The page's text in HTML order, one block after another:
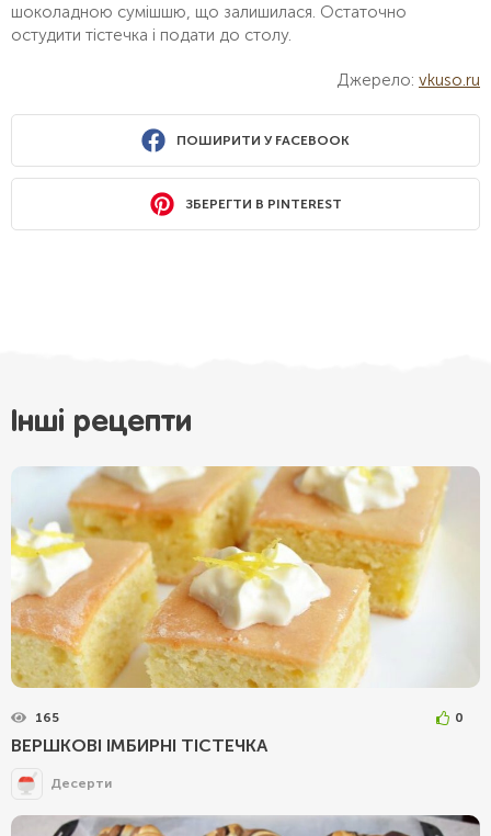
шоколадною сумішшю, що залишилася. Остаточно
остудити тістечка і подати до столу.
Джерело: vkuso.ru
ПОШИРИТИ У FACEBOOK
ЗБЕРЕГТИ В PINTEREST
Інші рецепти
165 0
ВЕРШКОВІ ІМБИРНІ ТІСТЕЧКА
Десерти